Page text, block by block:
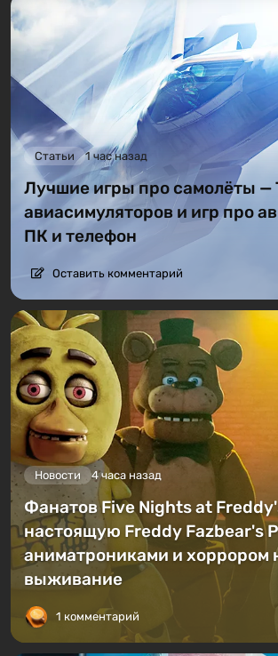
Статьи 1 час назад
Лучшие игры про самолёты
авиасимуляторов и игр про
ПК и телефон
Оставить комментарий
Новости 4 часа назад
Фанатов Five Nights at
настоящую Freddy Fazbear's
аниматрониками и хоррором
выживание
1 комментарий